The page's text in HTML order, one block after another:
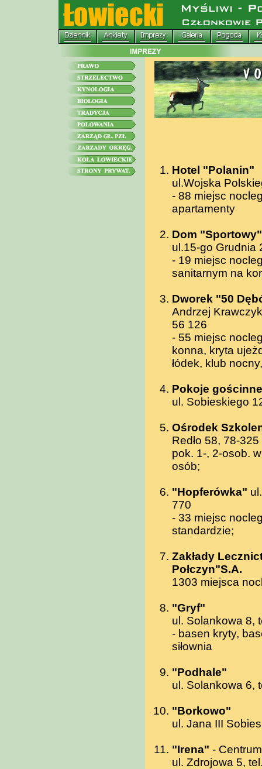
Hotel "Polanin"
ul.Wojska
- 88 miejsc
apartamenty
Dom "Sportowy"
ul.15-go Grudnia
- 19 miejsc
sanitarnym na
Dworek "50
Andrzej
56 126
- 55 miejsc
konna, kryta
łódek, klub
Pokoje
ul. Sobieskiego
Ośrodek
Redło 58, 78-
pok. 1-, 2-osob.
osób;
"Hopferówka"
770
- 33 miejsc
standardzie;
Zakłady
Połczyn"S.A.
1303 miejsca
"Gryf"
ul. Solankowa 8,
- basen kryty,
siłownia
"Podhale"
ul. Solankowa 6,
"Borkowo"
ul. Jana III
"Irena" -
ul. Zdrojowa 5,